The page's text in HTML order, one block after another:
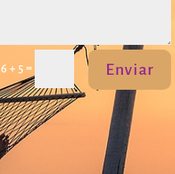
6 + 5 = Enviar